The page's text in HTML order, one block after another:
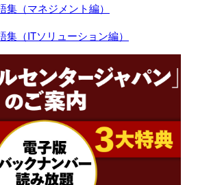
（マネジメント編）
（ITソリューション編）